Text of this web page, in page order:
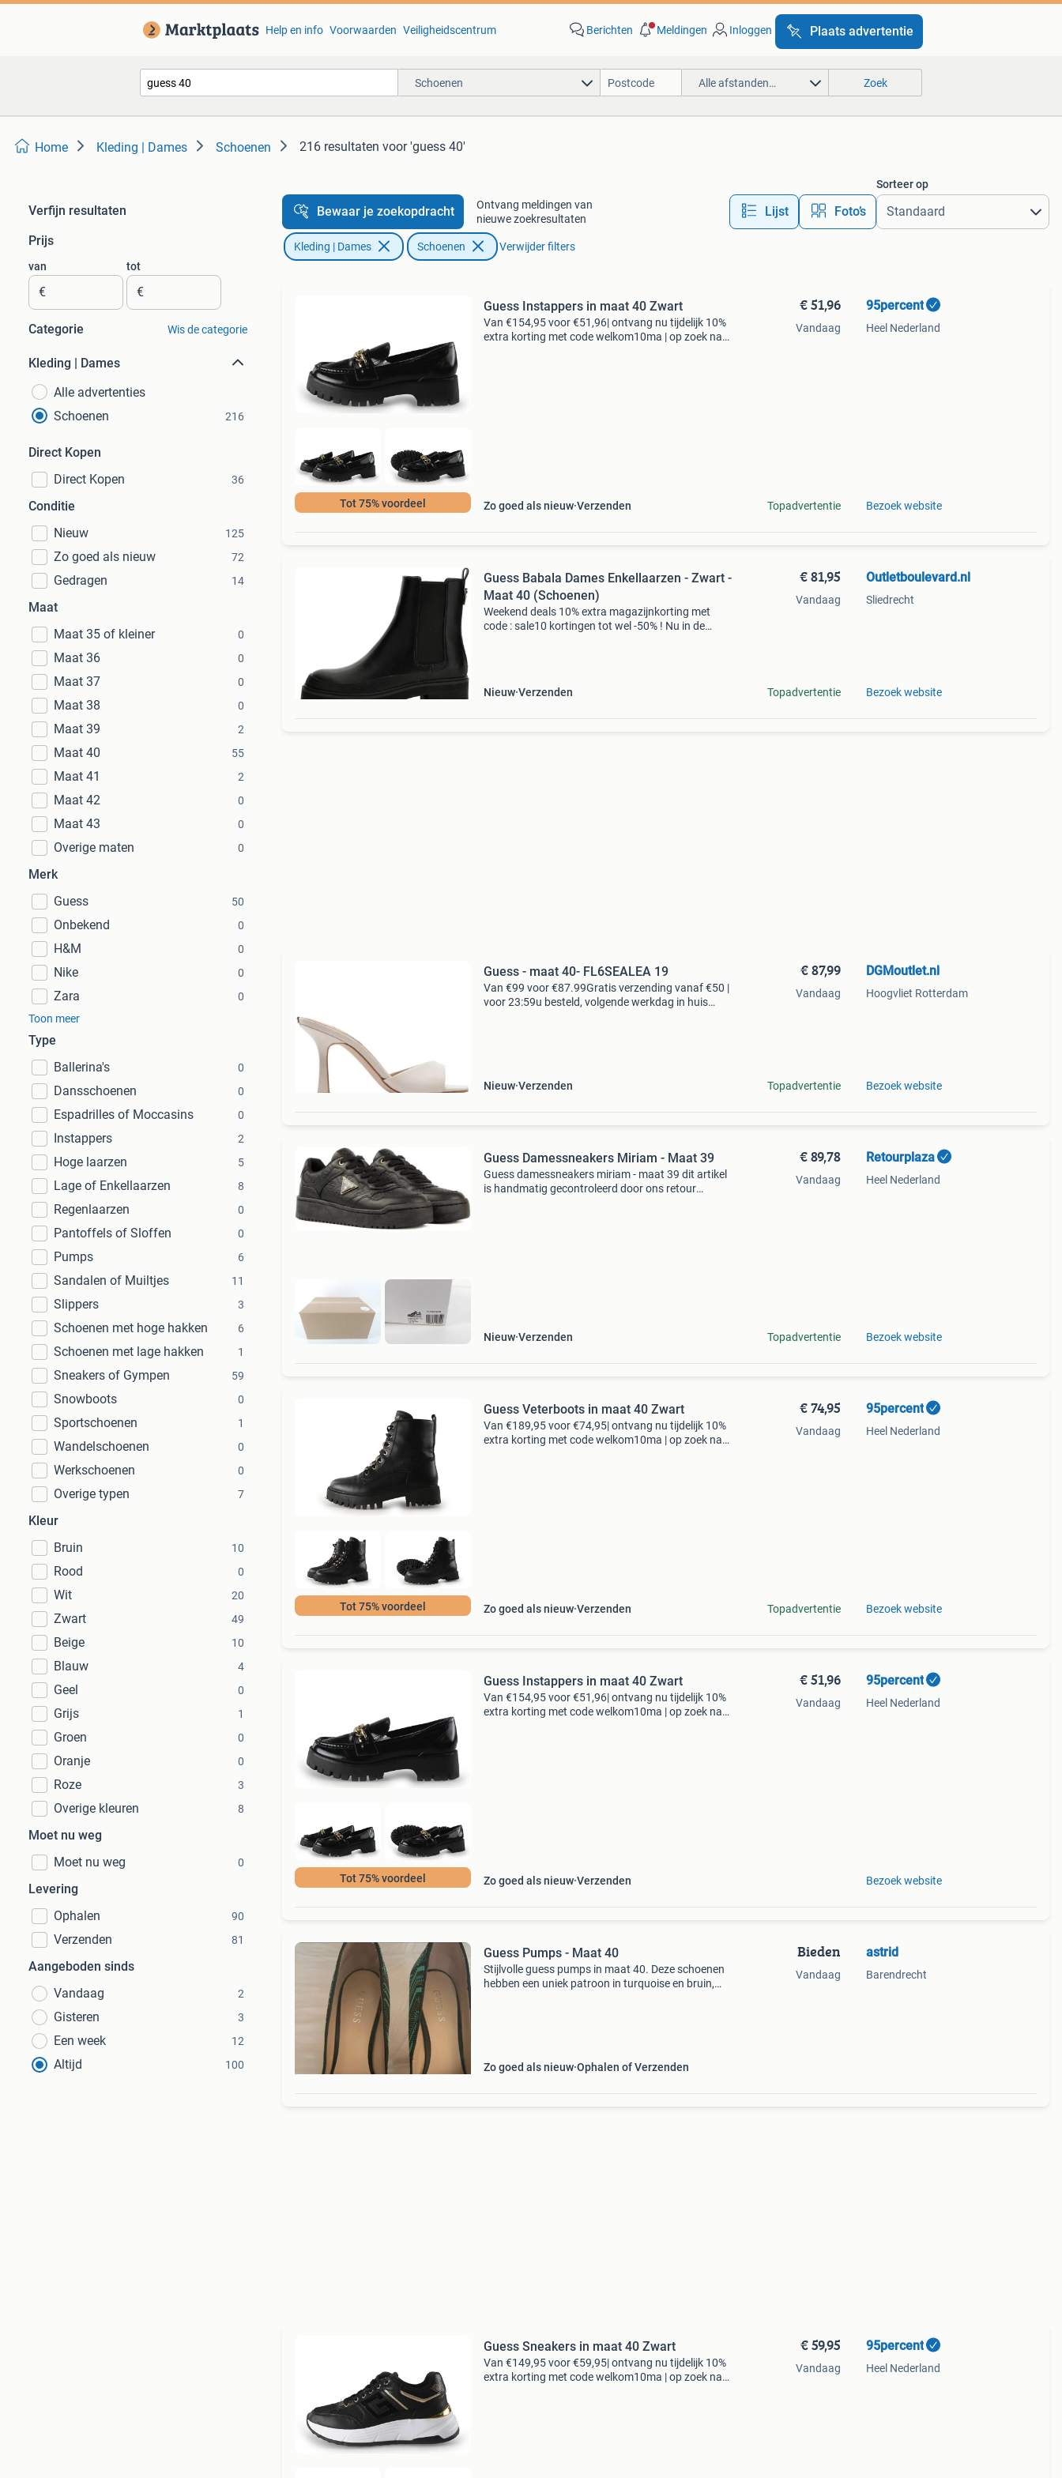
Help en info Voorwaarden Veiligheidscentrum Berichten Meldingen Inloggen Plaats advertentie
Schoenen Alle afstanden… Zoek
Home Kleding | Dames Schoenen 216 resultaten voor 'guess 40'
Verfijn resultaten
Prijs
van
€
tot
€
Categorie Wis de categorie
Kleding | Dames
Alle advertenties
Schoenen
216
Direct Kopen
Direct Kopen
36
Conditie
Nieuw
125
Zo goed als nieuw 72
Gedragen 14
Maat
Maat 35 of kleiner
0
Maat 36 0
Maat 37 0
Maat 38 0
Maat 39 2
Maat 40 55
Maat 41 2
Maat 42 0
Maat 43 0
Overige maten 0
Merk
Guess
50
Onbekend 0
H&M 0
Nike 0
Zara
0
Toon meer
Type
Ballerina's
0
Dansschoenen 0
Espadrilles of Moccasins 0
Instappers 2
Hoge laarzen 5
Lage of Enkellaarzen 8
Regenlaarzen 0
Pantoffels of Sloffen 0
Pumps 6
Sandalen of Muiltjes 11
Slippers 3
Schoenen met hoge hakken 6
Schoenen met lage hakken 1
Sneakers of Gympen 59
Snowboots 0
Sportschoenen 1
Wandelschoenen 0
Werkschoenen 0
Overige typen 7
Kleur
Bruin
10
Rood 0
Wit 20
Zwart 49
Beige 10
Blauw 4
Geel 0
Grijs 1
Groen 0
Oranje 0
Roze 3
Overige kleuren 8
Moet nu weg
Moet nu weg
0
Levering
Ophalen
90
Verzenden 81
Aangeboden sinds
Vandaag
2
Gisteren 3
Een week 12
Altijd 100
Bewaar je zoekopdracht
Ontvang meldingen van
nieuwe zoekresultaten
Lijst Foto’s
Sorteer op
Kleding | Dames Schoenen Verwijder filters
Tot 75% voordeel
Guess Instappers in maat 40 Zwart
Van €154,95 voor €51,96| ontvang nu tijdelijk 10%
extra korting met code welkom10ma | op zoek naar
Zo goed als nieuw Verzenden
€ 51,96
Vandaag
Topadvertentie
95percent
Heel Nederland
Bezoek website
Guess Babala Dames Enkellaarzen - Zwart -
Maat 40 (Schoenen)
Weekend deals 10% extra magazijnkorting met
code : sale10 kortingen tot wel -50% ! Nu in de
Nieuw Verzenden
€ 81,95
Vandaag
Topadvertentie
Outletboulevard.nl
Sliedrecht
Bezoek website
Guess - maat 40- FL6SEALEA 19
Van €99 voor €87.99Gratis verzending vanaf €50 |
voor 23:59u besteld, volgende werkdag in huis
Nieuw Verzenden
€ 87,99
Vandaag
Topadvertentie
DGMoutlet.nl
Hoogvliet Rotterdam
Bezoek website
Guess Damessneakers Miriam - Maat 39
Guess damessneakers miriam - maat 39 dit artikel
is handmatig gecontroleerd door ons retour
Nieuw Verzenden
€ 89,78
Vandaag
Topadvertentie
Retourplaza
Heel Nederland
Bezoek website
Tot 75% voordeel
Guess Veterboots in maat 40 Zwart
Van €189,95 voor €74,95| ontvang nu tijdelijk 10%
extra korting met code welkom10ma | op zoek naar
Zo goed als nieuw Verzenden
€ 74,95
Vandaag
Topadvertentie
95percent
Heel Nederland
Bezoek website
Tot 75% voordeel
Guess Instappers in maat 40 Zwart
Van €154,95 voor €51,96| ontvang nu tijdelijk 10%
extra korting met code welkom10ma | op zoek naar
Zo goed als nieuw Verzenden
€ 51,96
Vandaag
95percent
Heel Nederland
Bezoek website
Guess Pumps - Maat 40
Stijlvolle guess pumps in maat 40. Deze schoenen
hebben een uniek patroon in turquoise en bruin,
Zo goed als nieuw Ophalen of Verzenden
Bieden
Vandaag
astrid
Barendrecht
Guess Sneakers in maat 40 Zwart
Van €149,95 voor €59,95| ontvang nu tijdelijk 10%
extra korting met code welkom10ma | op zoek naar
€ 59,95
Vandaag
95percent
Heel Nederland